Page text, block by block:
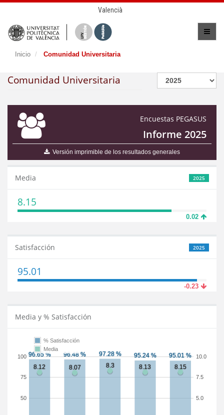
Valencià
Inicio Comunidad Universitaria
Comunidad Universitaria
Encuestas PEGASUS
Informe 2025
Versión imprimible de los resultados generales
2025
Media
8.15
0.02
2025
Satisfacción
95.01
-0.23
Media y % Satisfacción
50
75
100
5.0
7.5
10.0
% Satisfacción
Media